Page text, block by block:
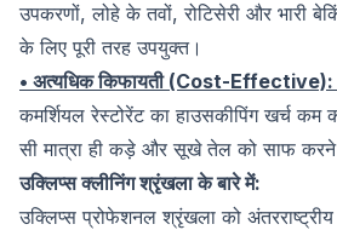
उपकरणों, लोहे के तवों, रोटिसेरी और भारी
के लिए पूरी तरह उपयुक्त।
• अत्यधिक किफायती (Cost-Effective):
कमर्शियल रेस्टोरेंट का हाउसकीपिंग खर्च कम
सी मात्रा ही कड़े और सूखे तेल को साफ करने के
उक्लिप्स क्लीनिंग श्रृंखला के बारे में:
उक्लिप्स प्रोफेशनल श्रृंखला को